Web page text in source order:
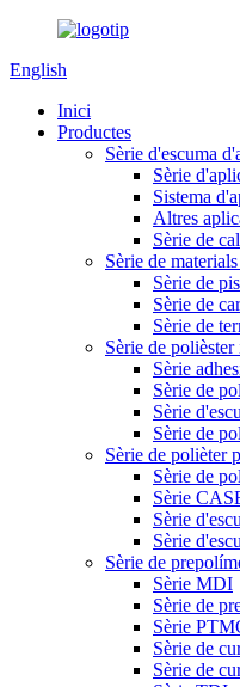
English
Inici
Productes
Sèrie d'escuma
Sèrie
Sistema
Altres
Sèrie de
Sèrie de
Sèrie de
Sèrie de
Sèrie de
Sèrie de
Sèrie
Sèrie de
Sèrie
Sèrie de
Sèrie de polièter
Sèrie de
Sèrie
Sèrie
Sèrie
Sèrie de
Sèrie MDI
Sèrie de
Sèrie
Sèrie de
Sèrie de